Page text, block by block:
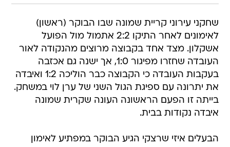
שחקני עירוני קריית שמונה שבו הבוקר (ראשון)
לאימונים לאחר התיקו 2:2 אתמול מול הפועל
אשקלון. מצד אחד בקבוצה מרוצים מהנקודה לאור
העובדה שחזרו מפיגור 1:0, אך ישנה גם אכזבה
בעקבות העובדה כי הקבוצה כבר הוליכה 1:2 ואיבדה
את יתרונה עם ספיגת הגול השני של ערן לוי במשחק.
בייתה זו הפעם הראשונה העונה שקרית שמונה
איבדה נקודות בבית.
הבעלים איזי שרצקי הגיע הבוקר במפתיע לאימון